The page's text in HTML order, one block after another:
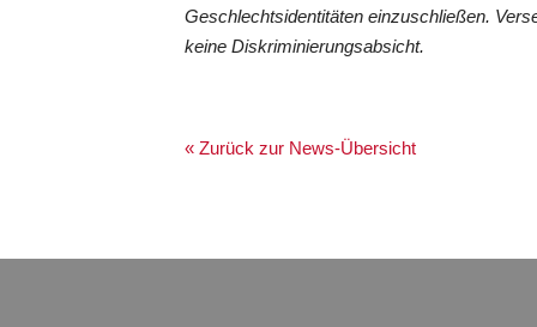
Geschlechtsidentitäten einzuschließen.
keine Diskriminierungsabsicht.
« Zurück zur News-Übersicht